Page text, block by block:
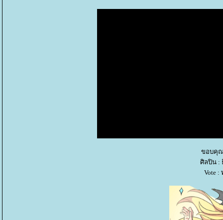
ขอบคุณ
ศิลปิน :
Vote